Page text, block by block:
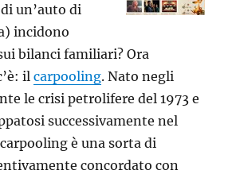
un’auto di
incidono
bilanci familiari? Ora
ilcarpooling. Nato negli
le crisi petrolifere del 1973 e
successivamente nel
è una sorta di
concordato con